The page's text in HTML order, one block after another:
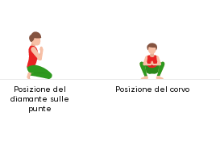
Posizione del
diamante sulle
punte
Posizione del corvo